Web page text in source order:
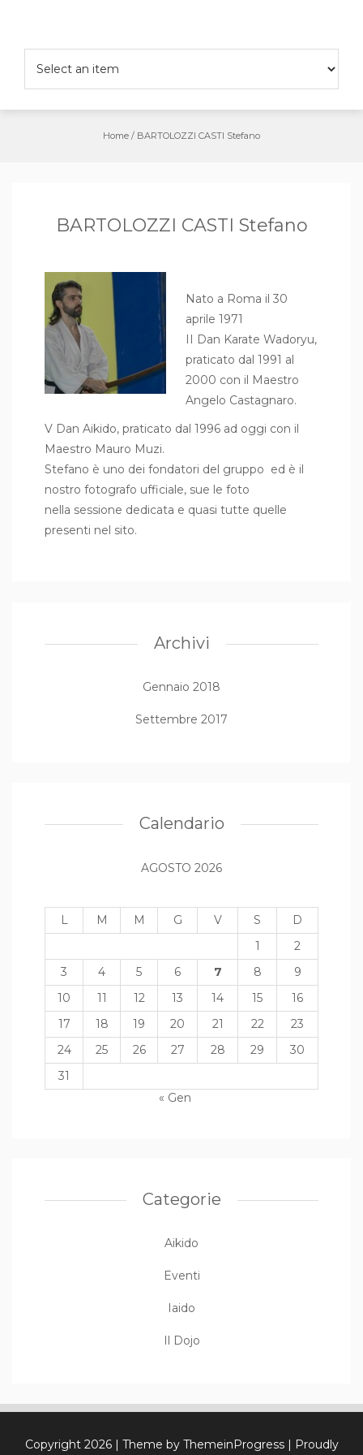
Home / BARTOLOZZI CASTI Stefano
BARTOLOZZI CASTI Stefano
Nato a Roma il 30
aprile 1971
II Dan Karate Wadoryu,
praticato dal 1991 al
2000 con il Maestro
Angelo Castagnaro.
V Dan Aikido, praticato dal 1996 ad oggi con il
Maestro Mauro Muzi.
Stefano è uno dei fondatori del gruppo ed è il
nostro fotografo ufficiale, sue le foto
nella sessione dedicata e quasi tutte quelle
presenti nel sito.
Archivi
Gennaio 2018
Settembre 2017
Calendario
AGOSTO 2026
L M M G V S
D
1
2
3
4 5 6 7 8
9
10
11 12 13 14 15
16
17
18 19 20 21 22
23
24
25 26 27 28 29
30
31
« Gen
Categorie
Aikido
Eventi
Iaido
Il Dojo
Copyright 2026 | Theme by ThemeinProgress | Proudly